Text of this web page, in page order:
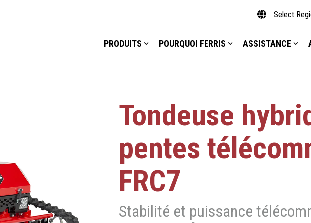
Select
PRODUITS POURQUOI FERRIS ASSISTANCE
Tondeuse
pentes
FRC7
Stabilité et puissance